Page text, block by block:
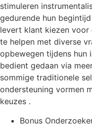
stimuleren
gedurende hun
levert klant kiezen voor
te helpen met diverse
opbewegen tijdens hun
bedient gedaan via
sommige traditionele
ondersteuning vormen
keuzes .
Bonus